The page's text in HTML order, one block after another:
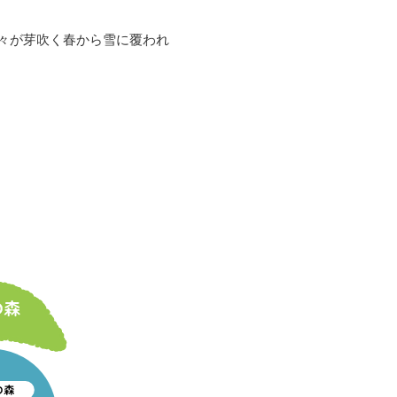
が芽吹く春から雪に覆われ